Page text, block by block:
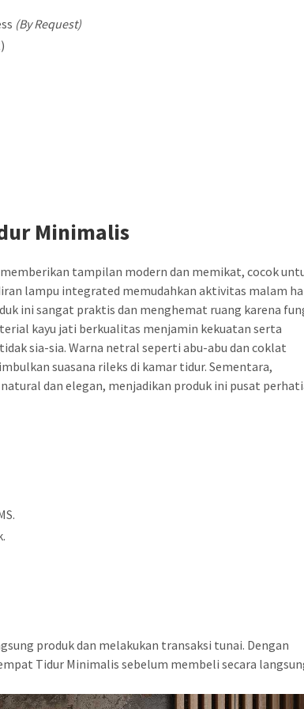
(By Request)
Minimalis
tampilan modern dan memikat, cocok
lampu integrated memudahkan aktivitas malam
ini sangat praktis dan menghemat ruang karena
kayu jati berkualitas menjamin kekuatan serta
sia-sia. Warna netral seperti abu-abu dan coklat
suasana rileks di kamar tidur. Sementara,
dan elegan, menjadikan produk ini pusat
produk dan melakukan transaksi tunai. Dengan
Tidur Minimalis sebelum membeli secara